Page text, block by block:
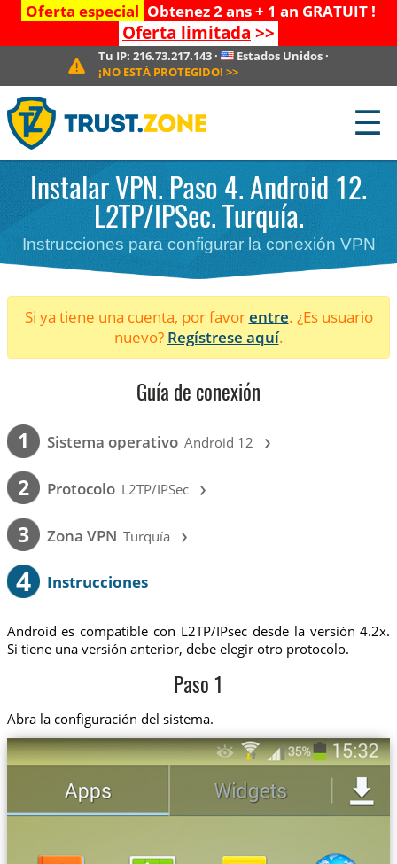
Oferta especial Obtenez 2 ans + 1 an GRATUIT !
Oferta limitada >>
Tu IP: 216.73.217.143· Estados Unidos ·
¡NO ESTÁ PROTEGIDO! >>
☰
Instalar VPN. Paso 4. Android 12.
L2TP/IPSec. Turquía.
Instrucciones para configurar la conexión VPN
Si ya tiene una cuenta, por favorentre. ¿Es usuario
nuevo? Regístrese aquí.
Guía de conexión
1 Sistema operativo Android 12 ›
2 Protocolo L2TP/IPSec ›
3 Zona VPN Turquía ›
4 Instrucciones
Android es compatible con L2TP/IPsec desde la versión 4.2x.
Si tiene una versión anterior, debe elegir otro protocolo.
Paso 1
Abra la configuración del sistema.